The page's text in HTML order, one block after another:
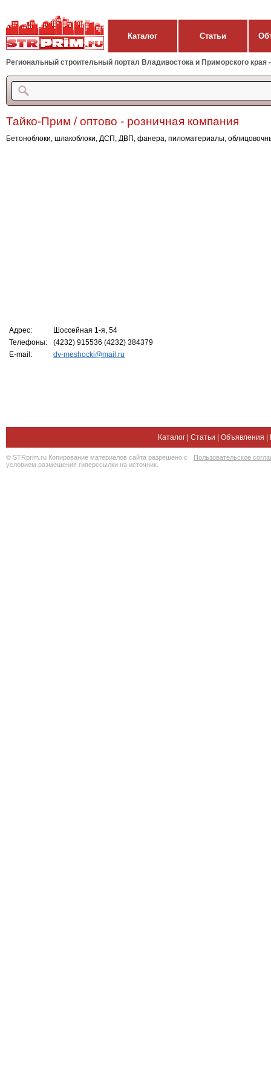
Каталог Статьи
Региональный строительный портал Владивостока и Приморского края
Тайко-Прим / оптово - розничная компания
Бетоноблоки, шлакоблоки, ДСП, ДВП, фанера, пиломатериалы,
Адрес:
Шоссейная 1-я, 54
Телефоны:
(4232) 915536 (4232) 384379
E-mail:
dv-meshocki@mail.ru
Каталог Статьи Объявления
© STRprim.ru Копирование материалов сайта разрешено с
условием размещения гиперссылки на источник.
Пользовательское